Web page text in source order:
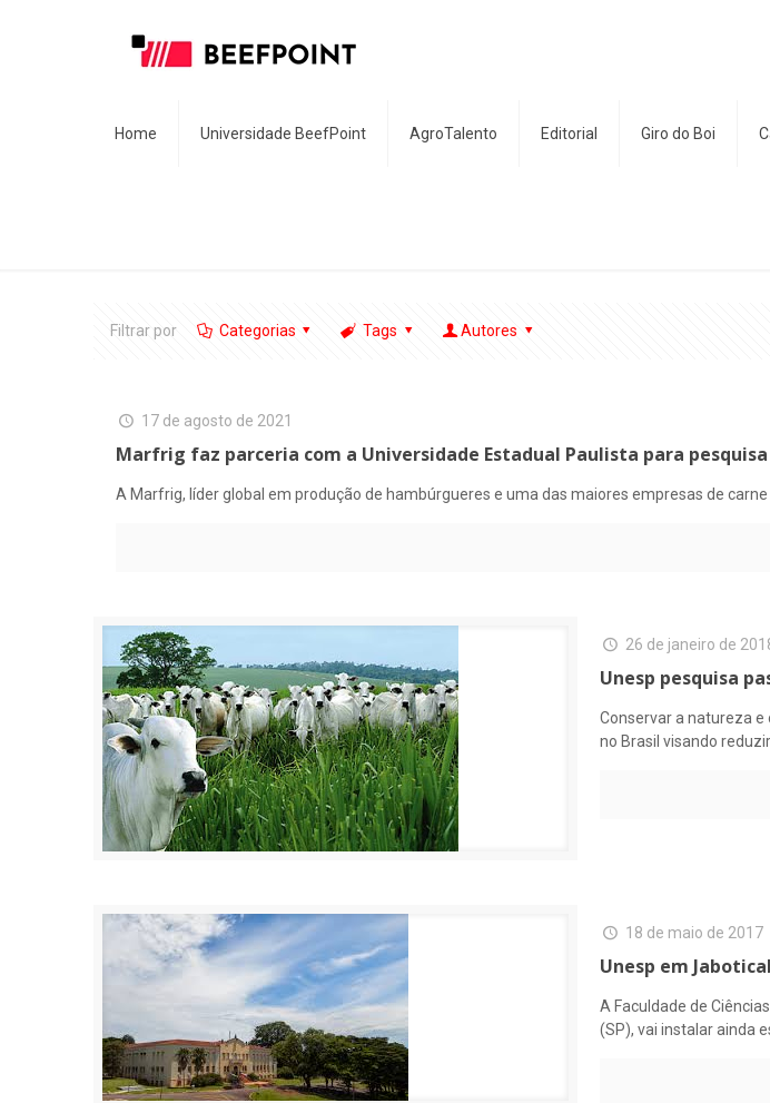
Home Universidade BeefPoint AgroTalento Editorial Giro do Boi
Filtrar por Categorias Tags Autores
17 de agosto de 2021
Marfrig faz parceria com a Universidade Estadual Paulista para
A Marfrig, líder global em produção de hambúrgueres e uma das maiores empresas de
26 de janeiro de
Unesp pesquisa
Conservar a natureza
no Brasil visando
18 de maio de 2017
Unesp em
A Faculdade de
(SP), vai instalar ainda